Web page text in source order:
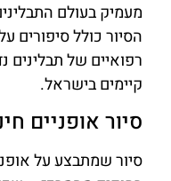
מעמיק בעולם
הסיור כולל סיפורים
רפואיים של תבלינים
קיימים בישראל.
סיור אופניים
סיור שמתבצע על